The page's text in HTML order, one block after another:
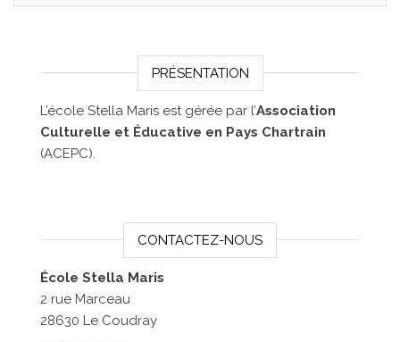
PRÉSENTATION
L’école Stella Maris est gérée par l’Association
Culturelle et Éducative en Pays Chartrain
(ACEPC).
CONTACTEZ-NOUS
École Stella Maris
2 rue Marceau
28630 Le Coudray